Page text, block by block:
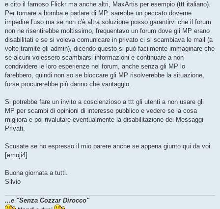
e cito il famoso Flickr ma anche altri, MaxArtis per esempio (ttt italiano).
Per tornare a bomba e parlare di MP, sarebbe un peccato doverne
impedire l'uso ma se non c'è altra soluzione posso garantirvi che il forum
non ne risentirebbe moltissimo, frequentavo un forum dove gli MP erano
disabilitati e se si voleva comunicare in privato ci si scambiava le mail (a
volte tramite gli admin), dicendo questo si può facilmente immaginare che
se alcuni volessero scambiarsi informazioni e continuare a non
condividere le loro esperienze nel forum, anche senza gli MP lo
farebbero, quindi non so se bloccare gli MP risolverebbe la situazione,
forse procurerebbe più danno che vantaggio.
Si potrebbe fare un invito a coscienzioso a ttt gli utenti a non usare gli
MP per scambi di opinioni di interesse pubblico e vedere se la cosa
migliora e poi rivalutare eventualmente la disabilitazione dei Messaggi
Privati.
Scusate se ho espresso il mio parere anche se appena giunto qui da voi.
[emoji4]
Buona giornata a tutti.
Silvio
...e "Senza Cozzar Dirocco"